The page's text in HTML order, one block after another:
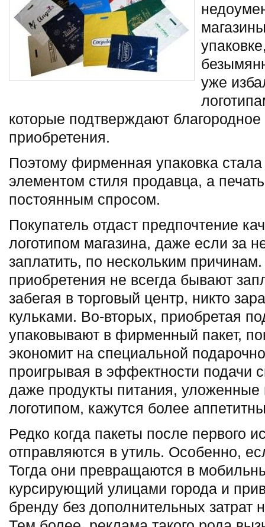
уже
которые подтверждают
приобретения.
Поэтому фирменная упаковка
элементом стиля продавца, а
постоянным спросом.
Покупатель отдаст предпочтение
логотипом магазина, даже если за
заплатить, по нескольким
приобретения не всегда бывают
забегая в торговый центр, никто
кульками. Во-вторых, приобретая
упаковывают в фирменный пакет,
экономит на специальной
проигрывая в эффектности подачи
даже продукты питания, уложенные
логотипом, кажутся более
Редко когда пакеты после первого
отправляются в утиль. Особенно,
Тогда они превращаются в
курсирующий улицами города и
бренду без дополнительных